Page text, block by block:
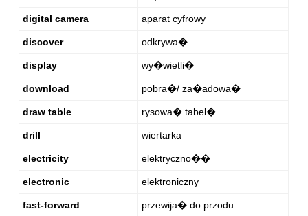
digital camera aparat cyfrowy
discover odkrywa�
display wy�wietli�
download pobra�/ za�adowa�
draw table rysowa� tabel�
drill wiertarka
electricity elektryczno��
electronic elektroniczny
fast-forward przewija� do przodu